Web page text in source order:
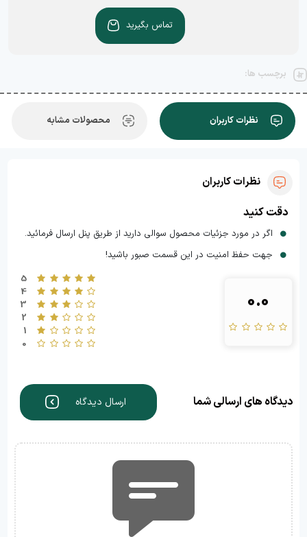
تماس بگیرید
برچسب ها:
نظرات کاربران محصولات مشابه
نظرات کاربران
دقت کنید
اگر در مورد جزئیات محصول سوالی دارید از طریق پنل ارسال فرمائید.
جهت حفظ امنیت در این قسمت صبور باشید!
0.0
5
4
3
2
1
0
دیدگاه های ارسالی شما ارسال دیدگاه